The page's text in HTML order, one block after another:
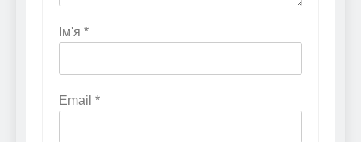
Ім'я *
Email *